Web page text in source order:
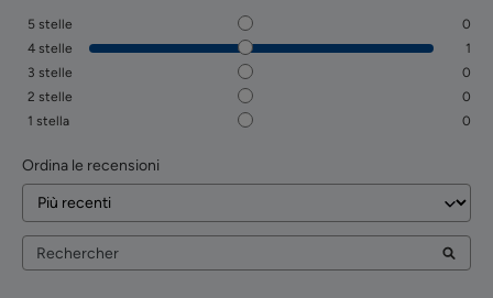
5 stelle
0
4 stelle
1
3 stelle
0
2 stelle
0
1 stella 0
Ordina le recensioni